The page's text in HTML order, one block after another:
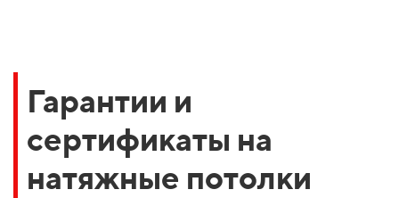
Гарантии и
сертификаты на
натяжные потолки